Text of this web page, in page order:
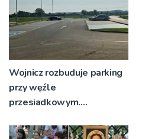
Wojnicz rozbuduje parking
przy węźle
przesiadkowym.
miejsc